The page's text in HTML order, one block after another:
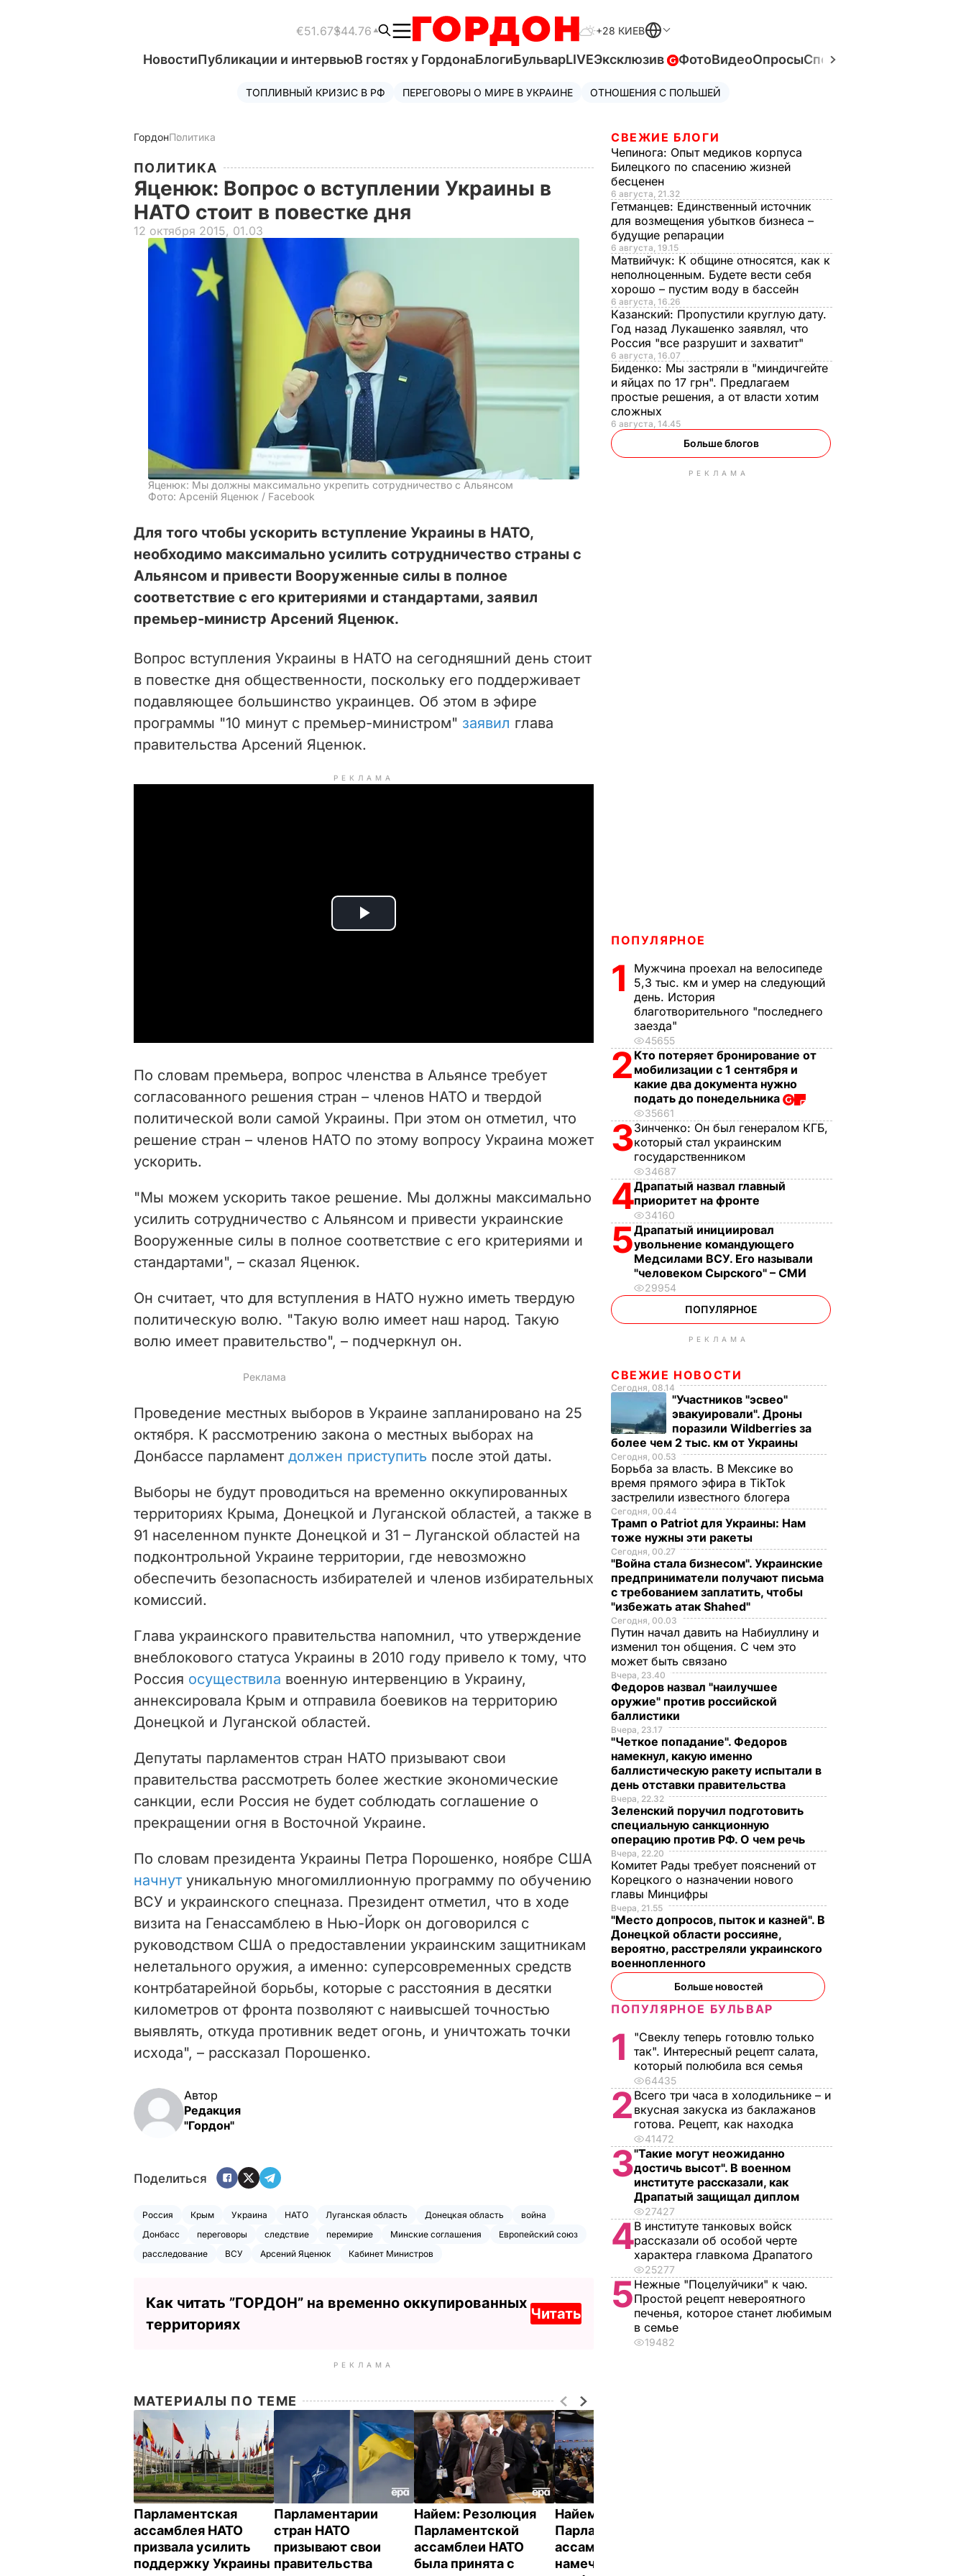
€51.67$44.76 +28 КИЕВ
НовостиПубликации и интервьюВ гостях у ГордонаБлогиБульварLIVEЭксклюзив ФотоВидеоОпросыСпецпроекты
ТОПЛИВНЫЙ КРИЗИС В РФ ПЕРЕГОВОРЫ О МИРЕ В УКРАИНЕ ОТНОШЕНИЯ С ПОЛЬШЕЙ
ГордонПолитика
ПОЛИТИКА
Яценюк: Вопрос о вступлении Украины в
НАТО стоит в повестке дня
12 октября 2015, 01.03
Яценюк: Мы должны максимально укрепить сотрудничество с Альянсом
Фото: Арсеній Яценюк / Facebook
Для того чтобы ускорить вступление Украины в НАТО,
необходимо максимально усилить сотрудничество страны с
Альянсом и привести Вооруженные силы в полное
соответствие с его критериями и стандартами, заявил
премьер-министр Арсений Яценюк.
Вопрос вступления Украины в НАТО на сегодняшний день стоит
в повестке дня общественности, поскольку его поддерживает
подавляющее большинство украинцев. Об этом в эфире
программы "10 минут с премьер-министром" заявил глава
правительства Арсений Яценюк.
РЕКЛАМА
P
i
d
o
По словам премьера, вопрос членства в Альянсе требует
согласованного решения стран – членов НАТО и твердой
политической воли самой Украины. При этом он отметил, что
решение стран – членов НАТО по этому вопросу Украина может
ускорить.
"Мы можем ускорить такое решение. Мы должны максимально
усилить сотрудничество с Альянсом и привести украинские
Вооруженные силы в полное соответствие с его критериями и
стандартами", – сказал Яценюк.
Он считает, что для вступления в НАТО нужно иметь твердую
политическую волю. "Такую волю имеет наш народ. Такую
волю имеет правительство", – подчеркнул он.
Проведение местных выборов в Украине запланировано на 25
октября. К рассмотрению закона о местных выборах на
Донбассе парламент должен приступить после этой даты.
Выборы не будут проводиться на временно оккупированных
территориях Крыма, Донецкой и Луганской областей, а также в
91 населенном пункте Донецкой и 31 – Луганской областей на
подконтрольной Украине территории, где невозможно
обеспечить безопасность избирателей и членов избирательных
комиссий.
Глава украинского правительства напомнил, что утверждение
внеблокового статуса Украины в 2010 году привело к тому, что
Россия осуществила военную интервенцию в Украину,
аннексировала Крым и отправила боевиков на территорию
Донецкой и Луганской областей.
Депутаты парламентов стран НАТО призывают свои
правительства рассмотреть более жесткие экономические
санкции, если Россия не будет соблюдать соглашение о
прекращении огня в Восточной Украине.
По словам президента Украины Петра Порошенко, ноябре США
начнутуникальную многомиллионную программу по обучению
ВСУ и украинского спецназа. Президент отметил, что в ходе
визита на Генассамблею в Нью-Йорк он договорился с
руководством США о предоставлении украинским защитникам
нелетального оружия, а именно: суперсовременных средств
контрбатарейной борьбы, которые с расстояния в десятки
километров от фронта позволяют с наивысшей точностью
выявлять, откуда противник ведет огонь, и уничтожать точки
исхода", – рассказал Порошенко.
Автор
Редакция
"Гордон"
Поделиться
Россия Крым Украина НАТО Луганская область Донецкая область
война
Донбасс
переговоры следствие перемирие Минские соглашения
Европейский союз
расследование
ВСУ Арсений Яценюк Кабинет Министров
Как читать ”ГОРДОН” на временно оккупированных
территориях
Читать
РЕКЛАМА
МАТЕРИАЛЫ ПО ТЕМЕ
Парламентская
ассамблея НАТО
призвала усилить
поддержку Украины
Парламентарии
стран НАТО
призывают свои
правительства
Найем: Резолюция
Парламентской
ассамблеи НАТО
была принята с
Найем: На
Парламентской
ассамблее НАТО
намечается
СВЕЖИЕ БЛОГИ
Чепинога: Опыт медиков корпуса
Билецкого по спасению жизней
бесценен
6 августа, 21.32
Гетманцев: Единственный источник
для возмещения убытков бизнеса –
будущие репарации
6 августа, 19.15
Матвийчук: К общине относятся, как к
неполноценным. Будете вести себя
хорошо – пустим воду в бассейн
6 августа, 16.26
Казанский: Пропустили круглую дату.
Год назад Лукашенко заявлял, что
Россия "все разрушит и захватит"
6 августа, 16.07
Биденко: Мы застряли в "миндичгейте
и яйцах по 17 грн". Предлагаем
простые решения, а от власти хотим
сложных
6 августа, 14.45
Больше блогов
РЕКЛАМА
ПОПУЛЯРНОЕ
1
Мужчина проехал на велосипеде
5,3 тыс. км и умер на следующий
день. История
благотворительного "последнего
заезда"
45655
2 Кто потеряет бронирование от
мобилизации с 1 сентября и
какие два документа нужно
подать до понедельника
35661
3Зинченко: Он был генералом КГБ,
который стал украинским
государственником
34687
4Драпатый назвал главный
приоритет на фронте
34160
5Драпатый инициировал
увольнение командующего
Медсилами ВСУ. Его называли
"человеком Сырского" – СМИ
29954
ПОПУЛЯРНОЕ
РЕКЛАМА
СВЕЖИЕ НОВОСТИ
Сегодня, 08.14
"Участников "эсвео"
эвакуировали". Дроны
поразили Wildberries за
более чем 2 тыс. км от Украины
Сегодня, 00.53
Борьба за власть. В Мексике во
время прямого эфира в TikTok
застрелили известного блогера
Сегодня, 00.44
Трамп о Patriot для Украины: Нам
тоже нужны эти ракеты
Сегодня, 00.27
"Война стала бизнесом". Украинские
предприниматели получают письма
с требованием заплатить, чтобы
"избежать атак Shahed"
Сегодня, 00.03
Путин начал давить на Набиуллину и
изменил тон общения. С чем это
может быть связано
Вчера, 23.40
Федоров назвал "наилучшее
оружие" против российской
баллистики
Вчера, 23.17
"Четкое попадание". Федоров
намекнул, какую именно
баллистическую ракету испытали в
день отставки правительства
Вчера, 22.32
Зеленский поручил подготовить
специальную санкционную
операцию против РФ. О чем речь
Вчера, 22.20
Комитет Рады требует пояснений от
Корецкого о назначении нового
главы Минцифры
Вчера, 21.55
"Место допросов, пыток и казней". В
Донецкой области россияне,
вероятно, расстреляли украинского
военнопленного
Больше новостей
ПОПУЛЯРНОЕ БУЛЬВАР
1
"Свеклу теперь готовлю только
так". Интересный рецепт салата,
который полюбила вся семья
64435
2 Всего три часа в холодильнике – и
вкусная закуска из баклажанов
готова. Рецепт, как находка
41472
3"Такие могут неожиданно
достичь высот". В военном
институте рассказали, как
Драпатый защищал диплом
27427
4В институте танковых войск
рассказали об особой черте
характера главкома Драпатого
25277
5Нежные "Поцелуйчики" к чаю.
Простой рецепт невероятного
печенья, которое станет любимым
в семье
19482